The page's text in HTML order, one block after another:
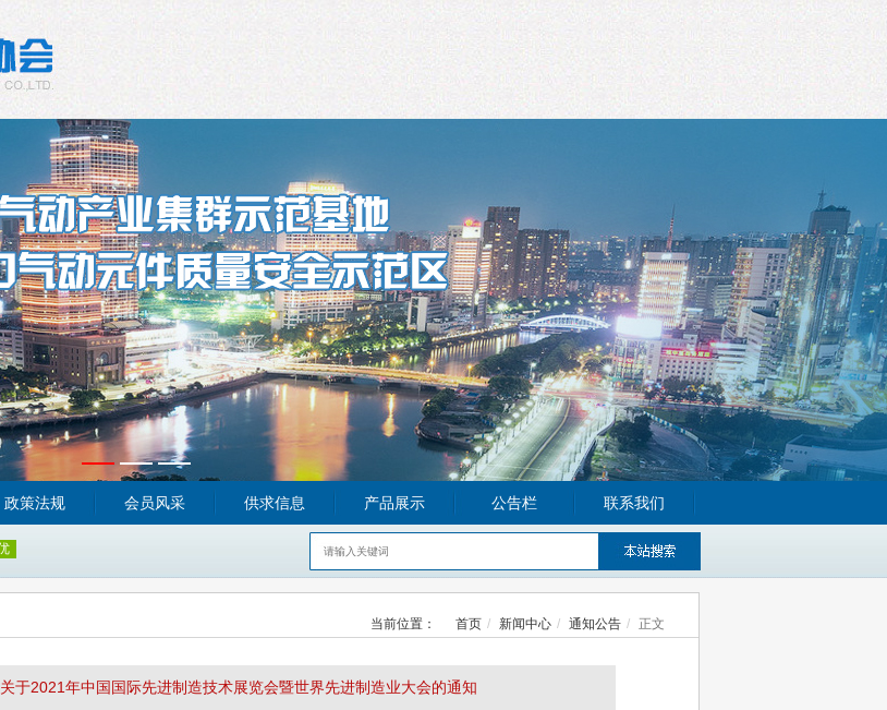
政策法规 会员风采 供求信息 产品展示 公告栏 联系我们
当前位置： 首页 新闻中心 通知公告 正文
关于2021年中国国际先进制造技术展览会暨世界先进制造业大会的通知